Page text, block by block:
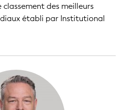
des meilleurs
établi par Institutional